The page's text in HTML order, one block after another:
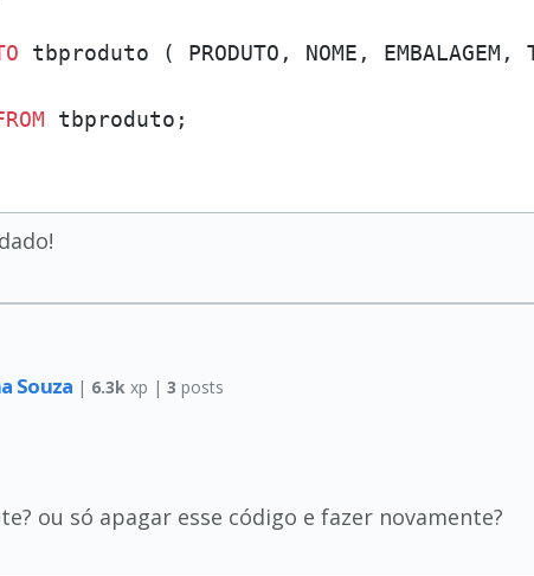
tbproduto ( PRODUTO, NOME, EMBALAGEM,
Souza | 6.3k xp |3 posts
ou só apagar esse código e fazer novamente?